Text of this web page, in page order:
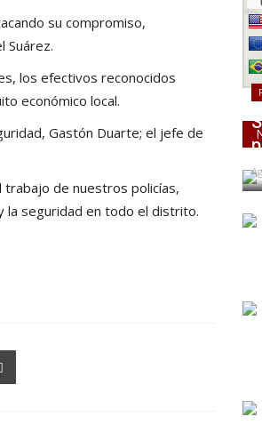
su compromiso,
Suárez.
los efectivos reconocidos
económico local.
Gastón Duarte; el jefe de
trabajo de nuestros policías,
la seguridad en todo el distrito.